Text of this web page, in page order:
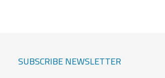
SUBSCRIBE NEWSLETTER